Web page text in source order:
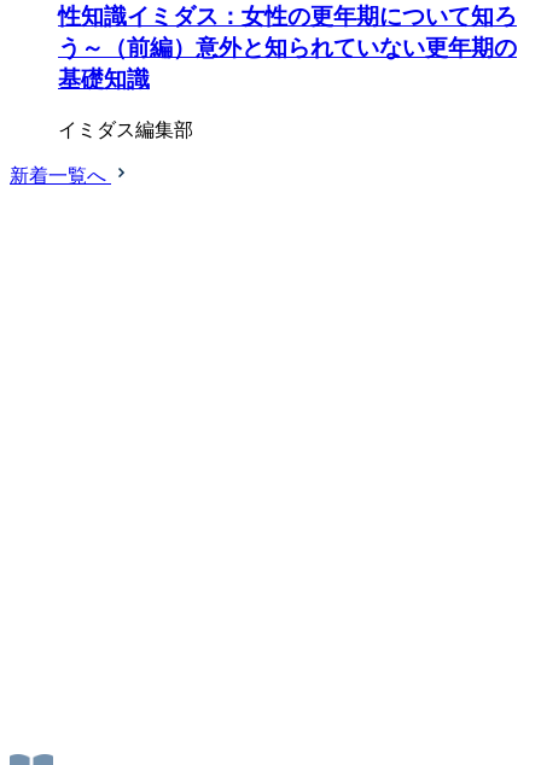
性知識イミダス：女性の更年期について知ろ
う～（前編）意外と知られていない更年期の
基礎知識
イミダス編集部
新着一覧へ